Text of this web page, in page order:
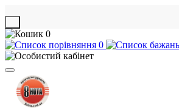
0
0